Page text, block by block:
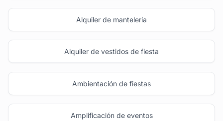
Alquiler de manteleria
Alquiler de vestidos de fiesta
Ambientación de fiestas
Amplificación de eventos